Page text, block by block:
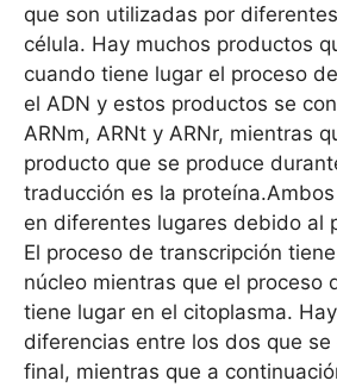
que son utilizadas por
célula. Hay muchos productos
cuando tiene lugar el proceso
el ADN y estos productos se
ARNm, ARNt y ARNr, mientras
producto que se produce
traducción es la
en diferentes lugares debido al
El proceso de transcripción
núcleo mientras que el proceso
tiene lugar en el citoplasma.
diferencias entre los dos que se
final, mientras que a